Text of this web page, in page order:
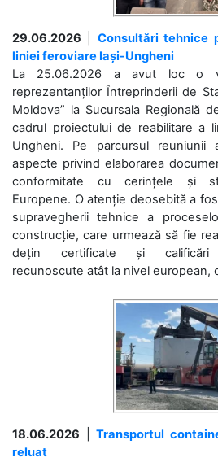
29.06.2026
Consultări tehnice
liniei feroviare Iași-Ungheni
La 25.06.2026 a avut loc o
reprezentanților Întreprinderii de
Moldova” la Sucursala Regională
cadrul proiectului de reabilitare a
Ungheni. Pe parcursul reuniunii
aspecte privind elaborarea
conformitate cu cerințele și
Europene. O atenție deosebită a
supravegherii tehnice a
construcție, care urmează să fie
dețin certificate și calificări
recunoscute atât la nivel european,
18.06.2026
Transportul
reluat